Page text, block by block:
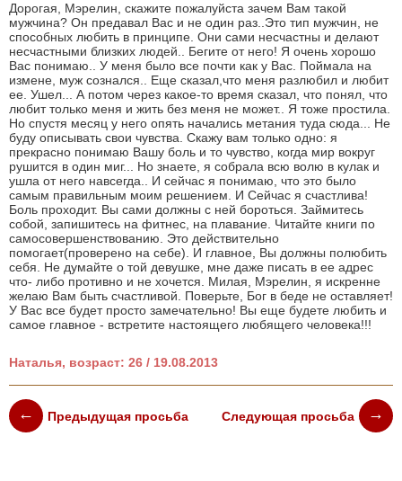
Дорогая, Мэрелин, скажите пожалуйста зачем Вам такой
мужчина? Он предавал Вас и не один раз..Это тип мужчин, не
способных любить в принципе. Они сами несчастны и делают
несчастными близких людей.. Бегите от него! Я очень хорошо
Вас понимаю.. У меня было все почти как у Вас. Поймала на
измене, муж сознался.. Еще сказал,что меня разлюбил и любит
ее. Ушел... А потом через какое-то время сказал, что понял, что
любит только меня и жить без меня не может.. Я тоже простила.
Но спустя месяц у него опять начались метания туда сюда... Не
буду описывать свои чувства. Скажу вам только одно: я
прекрасно понимаю Вашу боль и то чувство, когда мир вокруг
рушится в один миг... Но знаете, я собрала всю волю в кулак и
ушла от него навсегда.. И сейчас я понимаю, что это было
самым правильным моим решением. И Сейчас я счастлива!
Боль проходит. Вы сами должны с ней бороться. Займитесь
собой, запишитесь на фитнес, на плавание. Читайте книги по
самосовершенствованию. Это действительно
помогает(проверено на себе). И главное, Вы должны полюбить
себя. Не думайте о той девушке, мне даже писать в ее адрес
что- либо противно и не хочется. Милая, Мэрелин, я искренне
желаю Вам быть счастливой. Поверьте, Бог в беде не оставляет!
У Вас все будет просто замечательно! Вы еще будете любить и
самое главное - встретите настоящего любящего человека!!!
Наталья, возраст: 26 / 19.08.2013
Предыдущая просьба Следующая просьба